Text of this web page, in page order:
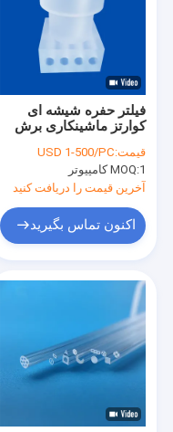
فیلتر حفره شیشه ای
کوارتز ماشینکاری برش
سیستم گرمایش
قیمت:USD 1-500/PC
MOQ:1 کامپیوتر
آخرین قیمت را دریافت کنید
اکنون تماس بگیرید